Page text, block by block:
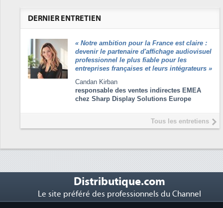
DERNIER ENTRETIEN
« Notre ambition pour la France est claire :
devenir le partenaire d'affichage audiovisuel
professionnel le plus fiable pour les
entreprises françaises et leurs intégrateurs »
Candan Kirban
responsable des ventes indirectes EMEA
chez Sharp Display Solutions Europe
Tous les entretiens
Distributique.com
Le site préféré des professionnels du Channel